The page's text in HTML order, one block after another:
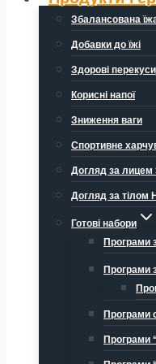
Збалансована
Добавки до їжі
Здорові перекуси
Корисні напої
Зниження ваги
Спортивне
Догляд за лицем
Догляд за тілом
Готові набори
Програми
Програми
Програми
Програми